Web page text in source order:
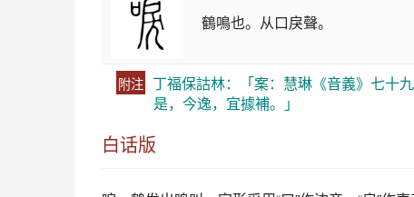
鶴鳴也。从口戾聲。
附注 丁福保詁林：「案：慧琳《音義》七十
是，今逸，宜據補。」
白话版